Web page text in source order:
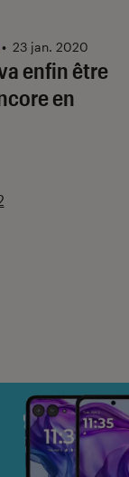
enfin être
en
• 23 jan. 2020